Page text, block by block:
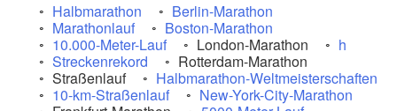
Halbmarathon
Berlin-Marathon
Marathonlauf
Boston-Marathon
10.000-Meter-Lauf
London-Marathon
h
Streckenrekord
Rotterdam-Marathon
Straßenlauf
Halbmarathon-Weltmeisterschaften
10-km-Straßenlauf
New-York-City-Marathon